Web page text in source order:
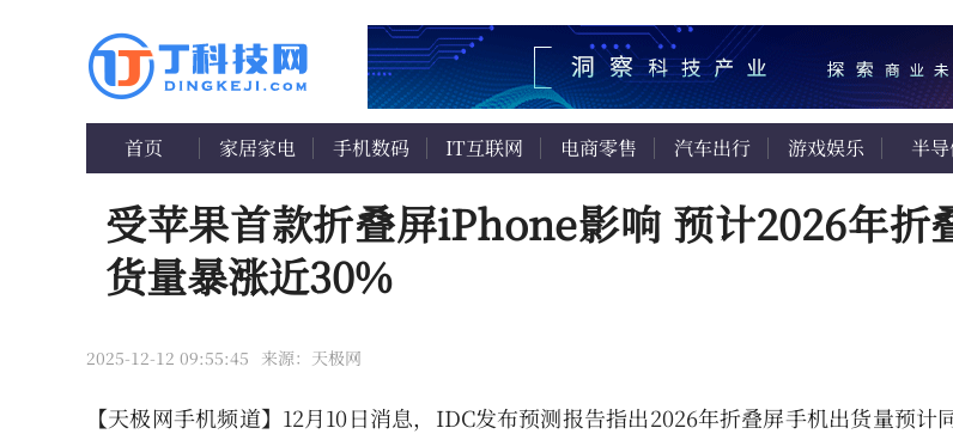
首页 家居家电 手机数码 IT互联网 电商零售 汽车出行 游戏娱乐 半
受苹果首款折叠屏iPhone影响 预计2026年折
货量暴涨近30%
2025-12-12 09:55:45 来源：天极网
【天极网手机频道】12月10日消息，IDC发布预测报告指出2026年折叠屏手机出货量预计